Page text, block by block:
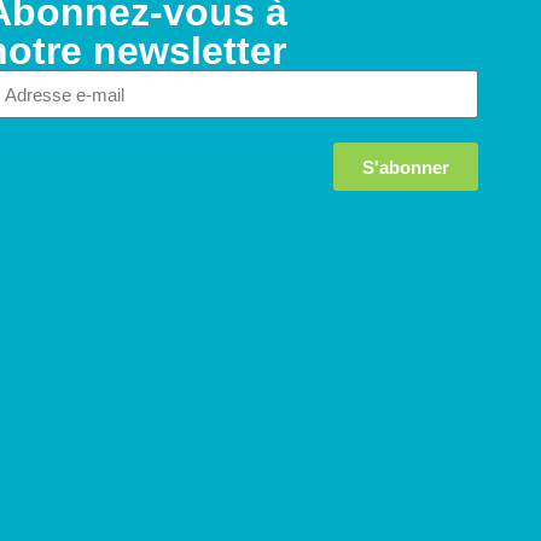
vous à
newsletter
S'abonner